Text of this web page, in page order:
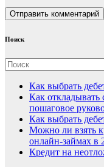
Поиск
Как выбрать
Как откладывать
пошаговое
Как выбрать
Можно ли взять
онлайн-займах в
Кредит на